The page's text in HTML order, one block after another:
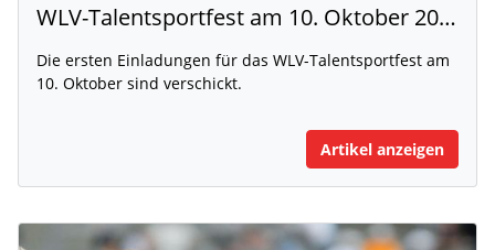
WLV-Talentsportfest am 10. Oktober 2026
Die ersten Einladungen für das WLV-Talentsportfest am
10. Oktober sind verschickt.
Artikel anzeigen